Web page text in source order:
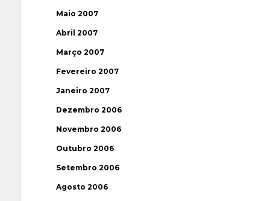
Maio 2007
Abril 2007
Março 2007
Fevereiro 2007
Janeiro 2007
Dezembro 2006
Novembro 2006
Outubro 2006
Setembro 2006
Agosto 2006